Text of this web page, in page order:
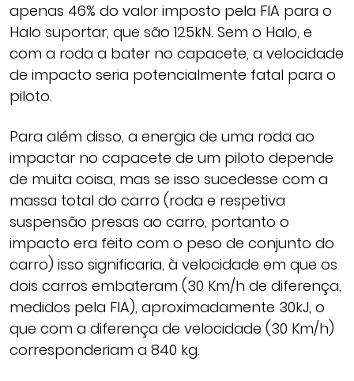
apenas 46% do valor imposto pela FIA para o
Halo suportar, que são 125kN. Sem o Halo, e
com a roda a bater no capacete, a velocidade
de impacto seria potencialmente fatal para o
piloto.
Para além disso, a energia de uma roda ao
impactar no capacete de um piloto depende
de muita coisa, mas se isso sucedesse com a
massa total do carro (roda e respetiva
suspensão presas ao carro, portanto o
impacto era feito com o peso de conjunto do
carro) isso significaria, à velocidade em que os
dois carros embateram (30 Km/h de diferença,
medidos pela FIA), aproximadamente 30kJ, o
que com a diferença de velocidade (30 Km/h)
corresponderiam a 840 kg.